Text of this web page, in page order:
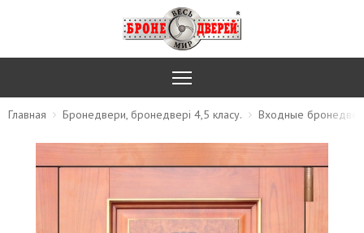
Главная Бронедвери, бронедвері 4,5 класу. Входные